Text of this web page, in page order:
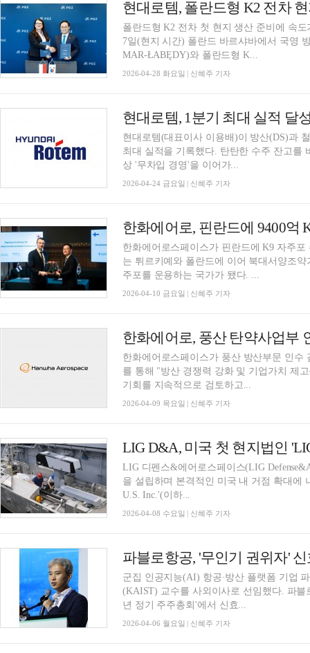
현대로템, 폴란드형 K2 전차
폴란드형 K2 전차 첫 현지 생산 준비에 속
7일(현지 시간) 폴란드 바르샤바에서 국영
MAR-ŁABĘDY)와 폴란드형 K...
2026-04-28 화요일 | 신혜주 기자
현대로템, 1분기 최대 실적 달
현대로템(대표이사 이용배)이 방산(DS)과
최대 실적을 기록했다. 탄탄한 수주 잔고를
상 '무차입 경영'을 이어가...
2026-04-24 금요일 | 신혜주 기자
한화에어로, 핀란드에 9400억
한화에어로스페이스가 핀란드에 K9 자주
는 튀르키예와 폴란드에 이어 북대서양조
주포를 운용하는 국가가 됐다. ...
2026-04-10 금요일 | 신혜주 기자
한화에어로, 풍산 탄약사업부
한화에어로스페이스가 풍산 방산부문 인수
를 통해 "방산 경쟁력 강화 및 기업가치 제
기회를 지속적으로 검토하고...
2026-04-09 목요일 | 신혜주 기자
LIG D&A, 미국 첫 현지법인
LIG 디펜스&에어로스페이스(LIG
을 설립하며 본격적인 미국 내 거점 확대에
U.S. Inc.'(이하...
2026-04-08 수요일 | 신혜주 기자
파블로항공, '무인기 권위자'
군집 인공지능(AI) 항공·방산 플랫폼 기업
(KAIST) 교수를 사외이사로 선임했다. 파블
년 정기 주주총회'에서 신효...
2026-04-06 월요일 | 신혜주 기자